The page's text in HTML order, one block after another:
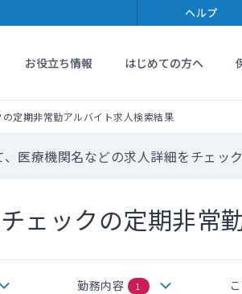
ヘルプ
お役立ち情報 はじめての方へ
定期非常勤アルバイト求人検索結果
医療機関名などの求人詳細をチェッ
ェックの定期非常
勤務内容 1